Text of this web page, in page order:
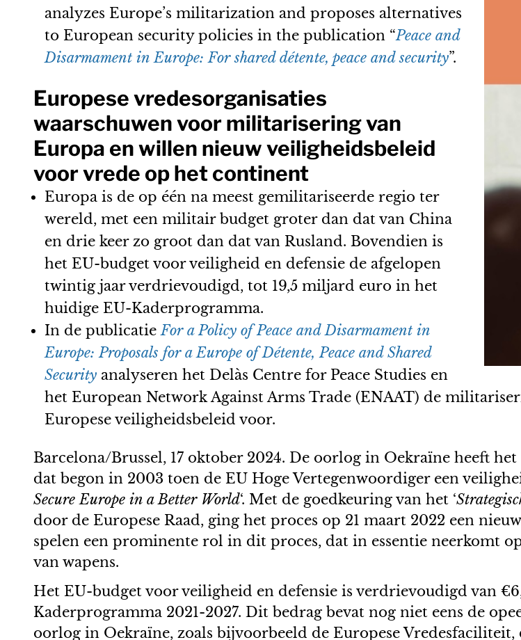
analyzes Europe’s militarization and proposes alternatives
to European security policies in the publication “Peace and
Disarmament in Europe: For shared détente, peace and security”.
Europese vredesorganisaties
waarschuwen voor militarisering van
Europa en willen nieuw veiligheidsbeleid
voor vrede op het continent
Europa is de op één na meest gemilitariseerde regio ter
wereld, met een militair budget groter dan dat van China
en drie keer zo groot dan dat van Rusland. Bovendien is
het EU-budget voor veiligheid en defensie de afgelopen
twintig jaar verdrievoudigd, tot 19,5 miljard euro in het
huidige EU-Kaderprogramma.
In de publicatieFor a Policy of Peace and Disarmament in
Europe: Proposals for a Europe of Détente, Peace and Shared
Security analyseren het Delàs Centre for Peace Studies en
het European Network Against Arms Trade (ENAAT) de
Europese veiligheidsbeleid voor.
Barcelona/Brussel, 17 oktober 2024. De oorlog in Oekraïne heeft
dat begon in 2003 toen de EU Hoge Vertegenwoordiger een
Secure Europe in a Better World‘. Met de goedkeuring van het ‘
door de Europese Raad, ging het proces op 21 maart 2022 een
spelen een prominente rol in dit proces, dat in essentie neerkomt
van wapens.
Het EU-budget voor veiligheid en defensie is verdrievoudigd van
Kaderprogramma 2021-2027. Dit bedrag bevat nog niet eens de
oorlog in Oekraïne, zoals bijvoorbeeld de Europese